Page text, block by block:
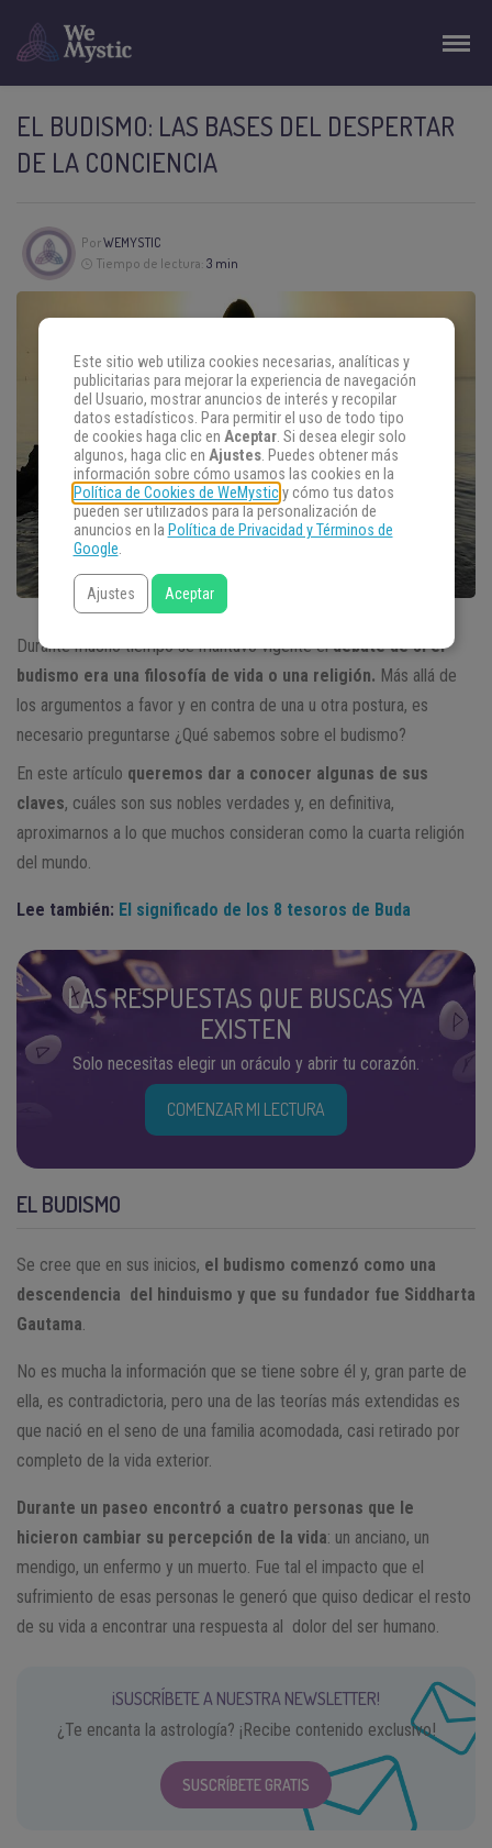
EL BUDISMO: LAS BASES DEL DESPERTAR
DE LA CONCIENCIA
PorWEMYSTIC
Tiempo de lectura: 3 min
Durante mucho tiempo se mantuvo vigente eldebate de si el
budismo era una filosofía de vida o una religión. Más allá de
los argumentos a favor y en contra de una u otra postura, es
necesario preguntarse ¿Qué sabemos sobre el budismo?
En este artículo queremos dar a conocer algunas de sus
claves, cuáles son sus nobles verdades y, en definitiva,
aproximarnos a lo que muchos consideran como la cuarta religión
del mundo.
Lee también: El significado de los 8 tesoros de Buda
LAS RESPUESTAS QUE BUSCAS YA
EXISTEN
Solo necesitas elegir un oráculo y abrir tu corazón.
COMENZAR MI LECTURA
EL BUDISMO
Se cree que en sus inicios, el budismo comenzó como una
descendencia del hinduismo y que su fundador fue Siddharta
Gautama
No es mucha la información que se tiene sobre él y, gran parte de
ella, es contradictoria, pero una de las teorías más extendidas es
que nació en el seno de una familia acomodada, casi retirado por
completo de la vida exterior.
Durante un paseo encontró a cuatro personas que le
hicieron cambiar su percepción de la vida: un anciano, un
mendigo, un enfermo y un muerto. Fue tal el impacto que el
sufrimiento de esas personas le generó que quiso dedicar el resto
de su vida a encontrar una respuesta al dolor del ser humano.
¡SUSCRÍBETE A NUESTRA NEWSLETTER!
¿Te encanta la astrología? ¡Recibe contenido exclusivo!
SUSCRÍBETE GRATIS
Este sitio web utiliza cookies necesarias, analíticas y
publicitarias para mejorar la experiencia de navegación
del Usuario, mostrar anuncios de interés y recopilar
datos estadísticos. Para permitir el uso de todo tipo
de cookies haga clic en Aceptar. Si desea elegir solo
algunos, haga clic en Ajustes. Puedes obtener más
información sobre cómo usamos las cookies en la
Política de Cookies de WeMysticy cómo tus datos
pueden ser utilizados para la personalización de
anuncios en la Política de Privacidad y Términos de
Google.
Ajustes Aceptar